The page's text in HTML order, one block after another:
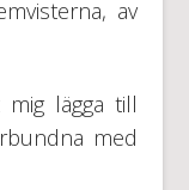
av
lägga till
med